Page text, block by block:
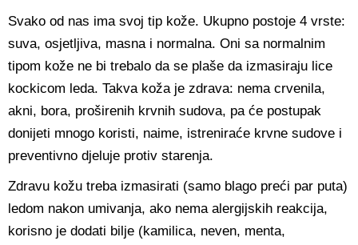
Svako od nas ima svoj tip kože. Ukupno postoje 4 vrste:
suva, osjetljiva, masna i normalna. Oni sa normalnim
tipom kože ne bi trebalo da se plaše da izmasiraju lice
kockicom leda. Takva koža je zdrava: nema crvenila,
akni, bora, proširenih krvnih sudova, pa će postupak
donijeti mnogo koristi, naime, istreniraće krvne sudove i
preventivno djeluje protiv starenja.
Zdravu kožu treba izmasirati (samo blago preći par puta)
ledom nakon umivanja, ako nema alergijskih reakcija,
korisno je dodati bilje (kamilica, neven, menta,